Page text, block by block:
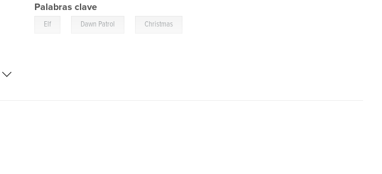
Palabras clave
Elf Dawn Patrol Christmas